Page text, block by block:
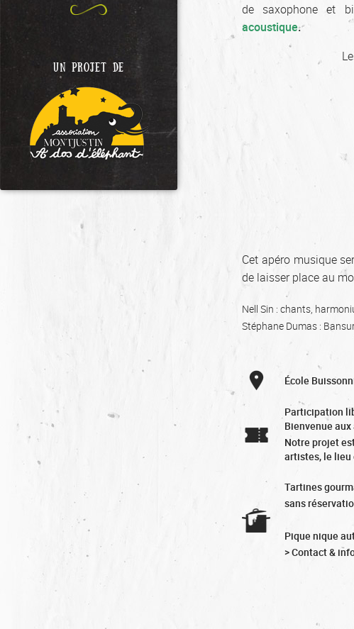
UN PROJET DE
de saxophone et
acoustique.
Cet apéro musique
de laisser place au
Nell Sin : chants,
Stéphane Dumas :
École
Participation
Bienvenue
Notre projet
artistes, le lieu
Tartines
sans
Pique nique
> Contact &